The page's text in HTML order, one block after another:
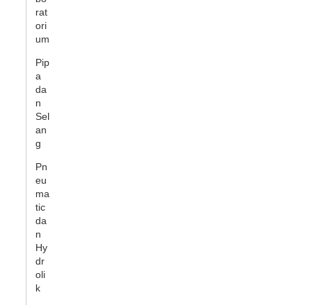
rat
ori
um
Pip
a
da
n
Sel
an
g
Pn
eu
ma
tic
da
n
Hy
dr
oli
k